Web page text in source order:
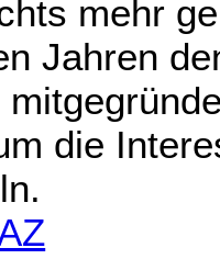
mehr
Jahren
die